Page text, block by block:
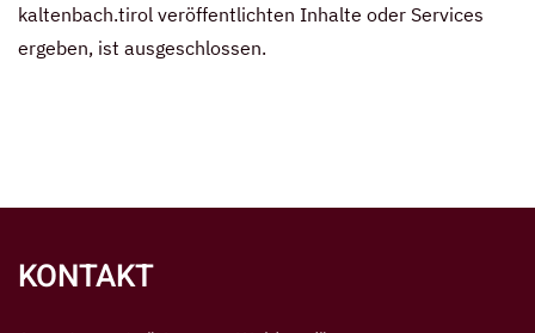
kaltenbach.tirol veröffentlichten Inhalte oder Services
ergeben, ist ausgeschlossen.
KONTAKT